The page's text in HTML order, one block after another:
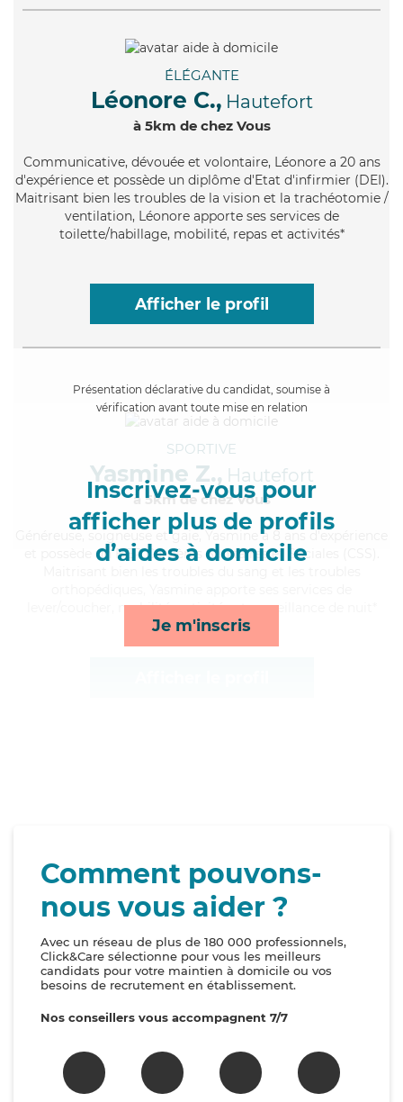
ÉLÉGANTE
Léonore C., Hautefort
à 5km de chez Vous
Communicative, dévouée et volontaire, Léonore a 20 ans
d'expérience et possède un diplôme d'Etat d'infirmier (DEI).
Maitrisant bien les troubles de la vision et la trachéotomie /
ventilation, Léonore apporte ses services de
toilette/habillage, mobilité, repas et activités*
Afficher le profil
Présentation déclarative du candidat, soumise à
vérification avant toute mise en relation
Inscrivez-vous pour
afficher plus de profils
d’aides à domicile
Je m'inscris
SPORTIVE
Yasmine Z., Hautefort
à 5km de chez Vous
, soigneuse et gaie, Yasmine a 8 ans d'expérience
et possède un BEP Carrières Sanitaires et Sociales (CSS).
lever/coucher, mobilité, activités et surveillance de nuit*
Comment pouvons-
nous vous aider ?
Avec un réseau de plus de 180 000 professionnels,
Click&Care sélectionne pour vous les meilleurs
candidats pour votre maintien à domicile ou vos
besoins de recrutement en établissement.
Nos conseillers vous accompagnent 7/7